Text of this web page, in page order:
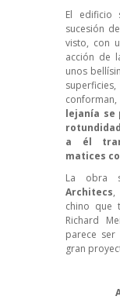
El edificio
sucesión
visto, con
acción de
unos
lejanía se
a él
matices
La obra
Architecs,
chino que
Richard
parece ser
gran